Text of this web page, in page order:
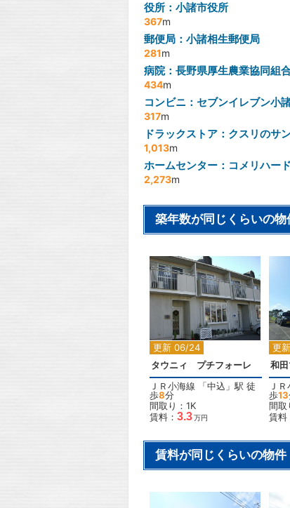
役所：小諸市役所
367m
郵便局：小諸相生郵便局
281m
病院：長野県厚生農業協同組
434m
コンビニ：セブンイレブン小
317m
ドラックストア：クスリのサ
1,013m
ホームセンター：コメリハー
2,273m
築年数が同じくらいの物
更新 06/24
2
タウニィ プチフォーレ
ＪＲ小海線 「中込 」駅 徒
歩8分
間取り：1K
賃料： 3.3万円
更
和
Ｊ
歩13
間取
賃料
賃料が同じくらいの物件